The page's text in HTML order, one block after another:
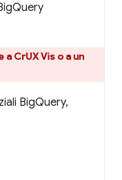
CrUX Vis o a un
BigQuery,